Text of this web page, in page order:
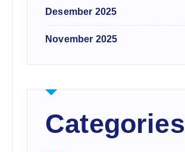
Desember 2025
November 2025
Categories